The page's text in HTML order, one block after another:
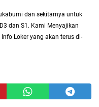
dan sekitarnya untuk
D3 dan S1. Kami Menyajikan
Loker yang akan terus di-